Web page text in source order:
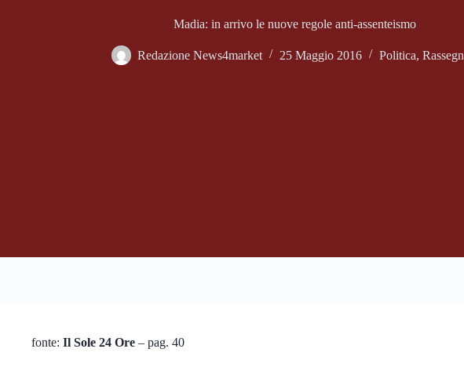
Madia: in arrivo le nuove regole anti-assenteismo
Redazione News4market 25 Maggio 2016 Politica,
fonte: Il Sole 24 Ore – pag. 40